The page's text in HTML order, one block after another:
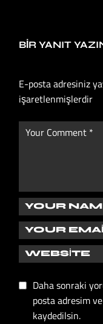
BIR YANIT
E-posta adresiniz
işaretlenmişlerdir
Daha sonraki
posta adresim
kaydedilsin.